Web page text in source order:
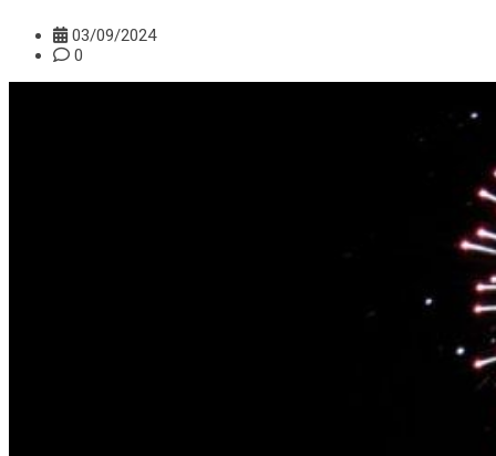
03/09/2024
0